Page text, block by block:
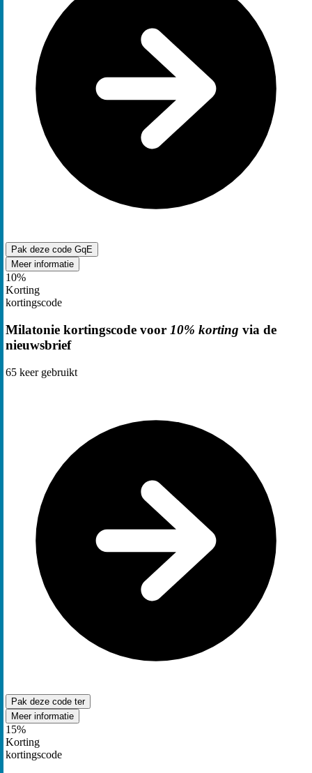
Pak deze code GqE
Meer informatie
10%
Korting
kortingscode
Milatonie kortingscode voor 10% korting via de
nieuwsbrief
65 keer gebruikt
Pak deze code ter
Meer informatie
15%
Korting
kortingscode